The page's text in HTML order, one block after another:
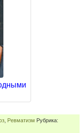
Ревматизм Рубрика: